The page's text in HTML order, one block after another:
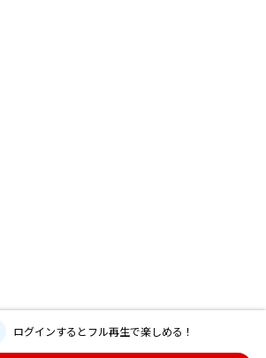
ログインするとフル再生で楽しめる！